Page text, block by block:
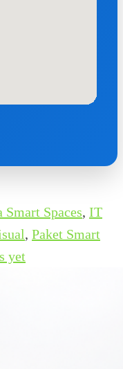
Smart Spaces, IT
, Paket Smart
yet